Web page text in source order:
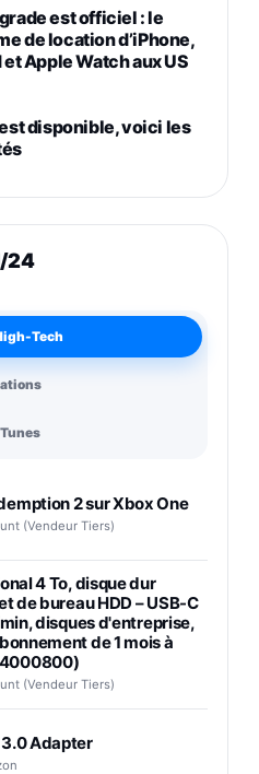
est officiel : le
de location d’iPhone,
et Apple Watch aux US
disponible, voici les
24
Tech
2 sur Xbox One
(Vendeur Tiers)
4 To, disque dur
de bureau HDD – USB-C
disques d'entreprise,
de 1 mois à
(Vendeur Tiers)
3.0 Adapter